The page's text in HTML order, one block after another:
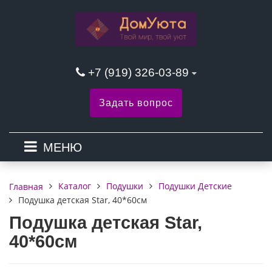
+7 (919) 326-03-89
Задать вопрос
МЕНЮ
Главная Каталог Подушки
Подушки Детские
Подушка детская Star, 40*60см
Подушка детская Star,
40*60см